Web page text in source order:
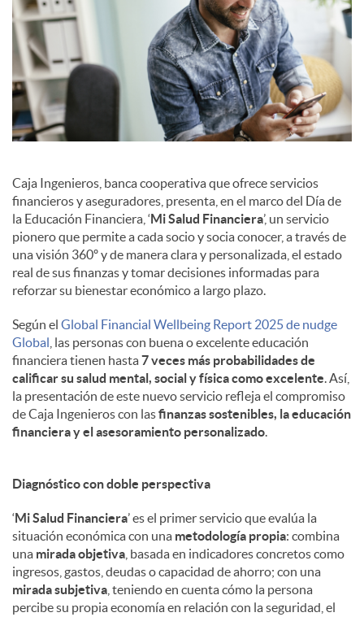
Caja Ingenieros, banca cooperativa que ofrece servicios
financieros y aseguradores, presenta, en el marco del Día de
la Educación Financiera, ‘Mi Salud Financiera’, un servicio
pionero que permite a cada socio y socia conocer, a través de
una visión 360º y de manera clara y personalizada, el estado
real de sus finanzas y tomar decisiones informadas para
reforzar su bienestar económico a largo plazo.
Según el Global Financial Wellbeing Report 2025 de nudge
Global , las personas con buena o excelente educación
financiera tienen hasta7 veces más probabilidades de
calificar su salud mental, social y física como excelente. Así,
la presentación de este nuevo servicio refleja el compromiso
de Caja Ingenieros con lasfinanzas sostenibles, la educación
financiera y el asesoramiento personalizado.
Diagnóstico con doble perspectiva
‘Mi Salud Financiera’ es el primer servicio que evalúa la
situación económica con una metodología propia: combina
una mirada objetiva , basada en indicadores concretos como
ingresos, gastos, deudas o capacidad de ahorro; con una
mirada subjetiva , teniendo en cuenta cómo la persona
percibe su propia economía en relación con la seguridad, el